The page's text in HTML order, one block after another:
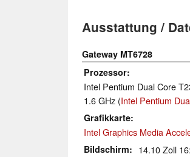
Ausstattung /
Gateway MT6728
Prozessor
Intel Pentium Dual Core
1.6 GHz (Intel Pentium
Grafikkarte
Intel Graphics Media
Bildschirm 14.10 Zoll